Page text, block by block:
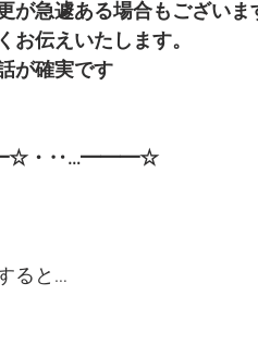
急遽ある場合もございま
お伝えいたします。
が確実です
・‥…━━━☆
ると…